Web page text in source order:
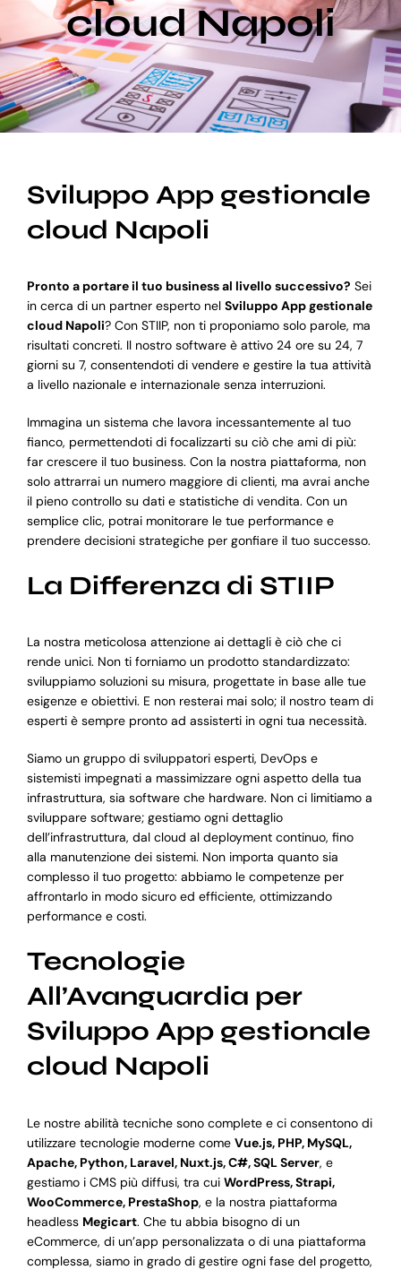
Blog
Supporto
cloud Napoli
Sviluppo App gestionale
cloud Napoli
Pronto a portare il tuo business al livello successivo? Sei
in cerca di un partner esperto nel Sviluppo App gestionale
cloud Napoli? Con STIIP, non ti proponiamo solo parole, ma
risultati concreti. Il nostro software è attivo 24 ore su 24, 7
giorni su 7, consentendoti di vendere e gestire la tua attività
a livello nazionale e internazionale senza interruzioni.
Immagina un sistema che lavora incessantemente al tuo
fianco, permettendoti di focalizzarti su ciò che ami di più:
far crescere il tuo business. Con la nostra piattaforma, non
solo attrarrai un numero maggiore di clienti, ma avrai anche
il pieno controllo su dati e statistiche di vendita. Con un
semplice clic, potrai monitorare le tue performance e
prendere decisioni strategiche per gonfiare il tuo successo.
La Differenza di STIIP
La nostra meticolosa attenzione ai dettagli è ciò che ci
rende unici. Non ti forniamo un prodotto standardizzato:
sviluppiamo soluzioni su misura, progettate in base alle tue
esigenze e obiettivi. E non resterai mai solo; il nostro team di
esperti è sempre pronto ad assisterti in ogni tua necessità.
Siamo un gruppo di sviluppatori esperti, DevOps e
sistemisti impegnati a massimizzare ogni aspetto della tua
infrastruttura, sia software che hardware. Non ci limitiamo a
sviluppare software; gestiamo ogni dettaglio
dell’infrastruttura, dal cloud al deployment continuo, fino
alla manutenzione dei sistemi. Non importa quanto sia
complesso il tuo progetto: abbiamo le competenze per
affrontarlo in modo sicuro ed efficiente, ottimizzando
performance e costi.
Tecnologie
All’Avanguardia per
Sviluppo App gestionale
cloud Napoli
Le nostre abilità tecniche sono complete e ci consentono di
utilizzare tecnologie moderne come Vue.js, PHP, MySQL,
Apache, Python, Laravel, Nuxt.js, C#, SQL Server, e
gestiamo i CMS più diffusi, tra cui WordPress, Strapi,
WooCommerce, PrestaShop, e la nostra piattaforma
headless Megicart. Che tu abbia bisogno di un
eCommerce, di un’app personalizzata o di una piattaforma
complessa, siamo in grado di gestire ogni fase del progetto,